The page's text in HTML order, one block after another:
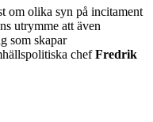
om olika syn på incitament
utrymme att även
som skapar
chefFredrik